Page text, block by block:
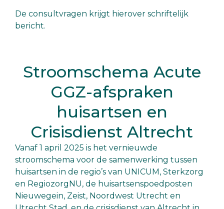
De consultvragen krijgt hierover schriftelijk
bericht.
Stroomschema Acute
GGZ-afspraken
huisartsen en
Crisisdienst Altrecht
Vanaf 1 april 2025 is het vernieuwde
stroomschema voor de samenwerking tussen
huisartsen in de regio’s van UNICUM, Sterkzorg
en RegiozorgNU, de huisartsenspoedposten
Nieuwegein, Zeist, Noordwest Utrecht en